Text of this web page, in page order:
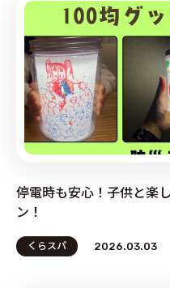
停電時も安心！子供と楽
ン！
くらスパ 2026.03.03